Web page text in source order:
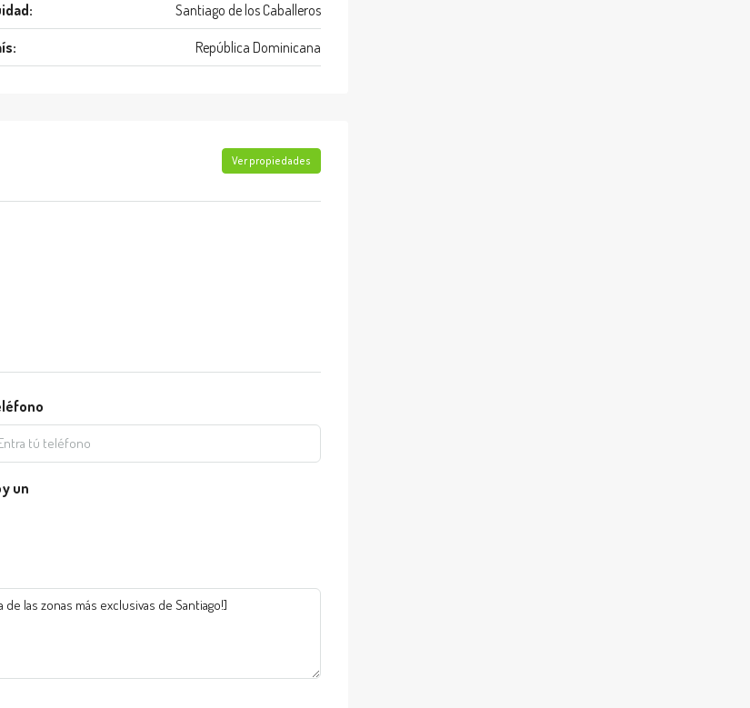
Santiago de los Caballeros
República Dominicana
Ver propiedades
un